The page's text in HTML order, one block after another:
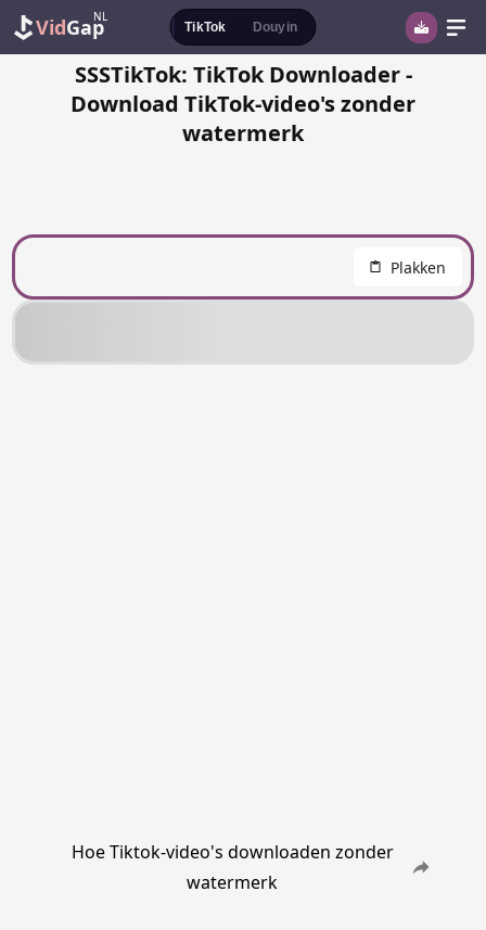
TikTok Douyin
VidGap
NL
SSSTikTok: TikTok Downloader -
Download TikTok-video's zonder
watermerk
Plakken
Hoe Tiktok-video's downloaden zonder
watermerk